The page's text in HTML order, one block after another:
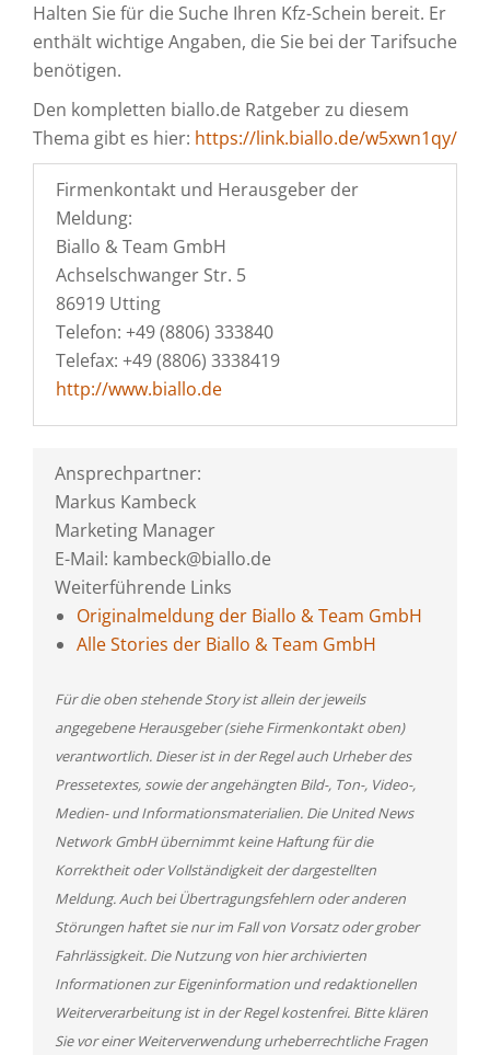
Halten Sie für die Suche Ihren Kfz-Schein bereit. Er
enthält wichtige Angaben, die Sie bei der Tarifsuche
benötigen.
Den kompletten biallo.de Ratgeber zu diesem
Thema gibt es hier: https://link.biallo.de/w5xwn1qy/
Firmenkontakt und Herausgeber der
Meldung:
Biallo & Team GmbH
Achselschwanger Str. 5
86919 Utting
Telefon: +49 (8806) 333840
Telefax: +49 (8806) 3338419
http://www.biallo.de
Ansprechpartner:
Markus Kambeck
Marketing Manager
E-Mail: kambeck@biallo.de
Weiterführende Links
Originalmeldung der Biallo & Team GmbH
Alle Stories der Biallo & Team GmbH
Für die oben stehende Story ist allein der jeweils
angegebene Herausgeber (siehe Firmenkontakt oben)
verantwortlich. Dieser ist in der Regel auch Urheber des
Pressetextes, sowie der angehängten Bild-, Ton-, Video-,
Medien- und Informationsmaterialien. Die United News
Network GmbH übernimmt keine Haftung für die
Korrektheit oder Vollständigkeit der dargestellten
Meldung. Auch bei Übertragungsfehlern oder anderen
Störungen haftet sie nur im Fall von Vorsatz oder grober
Fahrlässigkeit. Die Nutzung von hier archivierten
Informationen zur Eigeninformation und redaktionellen
Weiterverarbeitung ist in der Regel kostenfrei. Bitte klären
Sie vor einer Weiterverwendung urheberrechtliche Fragen